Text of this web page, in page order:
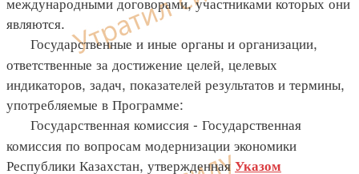
являются.
Государственные и иные органы и организации,
ответственные за достижение целей, целевых
индикаторов, задач, показателей результатов и термины,
употребляемые в Программе:
Государственная комиссия - Государственная
комиссия по вопросам модернизации экономики
Республики Казахстан, утвержденная Указом